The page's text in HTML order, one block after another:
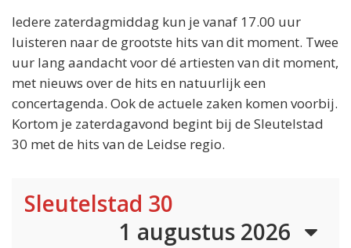
Iedere zaterdagmiddag kun je vanaf 17.00 uur
luisteren naar de grootste hits van dit moment. Twee
uur lang aandacht voor dé artiesten van dit moment,
met nieuws over de hits en natuurlijk een
concertagenda. Ook de actuele zaken komen voorbij.
Kortom je zaterdagavond begint bij de Sleutelstad
30 met de hits van de Leidse regio.
Sleutelstad 30
1 augustus 2026